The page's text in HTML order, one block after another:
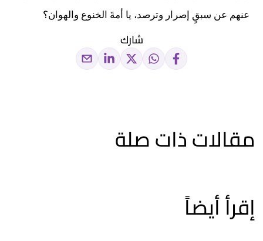
عنهم عن سبقٍ إصرار وترصد، يا أمةَ الخنوع والهوان؟
شارك
مقالات ذات صلة
إقرأ أيضاً